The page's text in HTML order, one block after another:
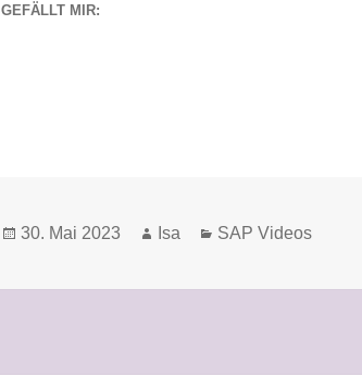
GEFÄLLT MIR:
Veröffentlicht
30. Mai 2023 Autor
Isa Kategorien
SAP Videos